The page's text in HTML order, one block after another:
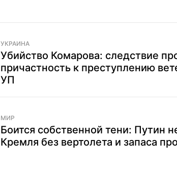
УКРАИНА
Убийство Комарова: следствие
причастность к преступлению
УП
МИР
Боится собственной тени: Путин
Кремля без вертолета и запаса